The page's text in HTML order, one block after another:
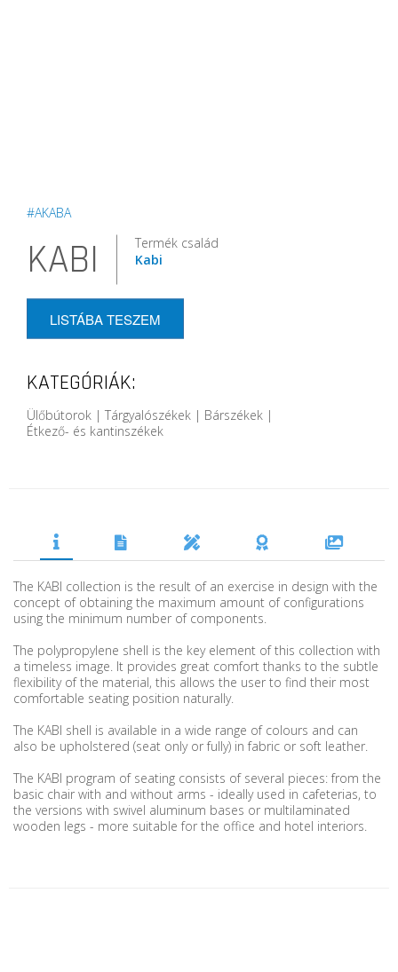
#AKABA
KABI
Termék család
Kabi
LISTÁBA TESZEM
KATEGÓRIÁK:
Ülőbútorok | Tárgyalószékek | Bárszékek |
Étkező- és kantinszékek
The KABI collection is the result of an exercise in design with the
concept of obtaining the maximum amount of configurations
using the minimum number of components.
The polypropylene shell is the key element of this collection with
a timeless image. It provides great comfort thanks to the subtle
flexibility of the material, this allows the user to find their most
comfortable seating position naturally.
The KABI shell is available in a wide range of colours and can
also be upholstered (seat only or fully) in fabric or soft leather.
The KABI program of seating consists of several pieces: from the
basic chair with and without arms - ideally used in cafeterias, to
the versions with swivel aluminum bases or multilaminated
wooden legs - more suitable for the office and hotel interiors.